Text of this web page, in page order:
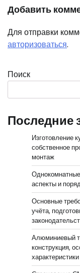
Добавить
Для отправки
авторизоваться.
Поиск
Последние
Изготовление
собственное
монтаж
аспекты и
Основные
учёта,
Алюминиевый
конструкция,
характеристики